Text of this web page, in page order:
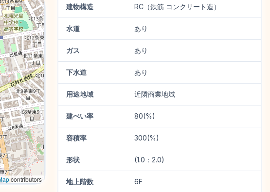
contributors
建物構造 RC（鉄筋 コンクリート造）
水道 あり
ガス あり
下水道 あり
用途地域 近隣商業地域
建ぺい率 80(%)
容積率 300(%)
形状 (1.0：2.0)
地上階数 6F